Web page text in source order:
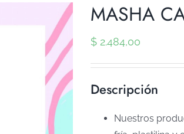
MASHA
$ 2.484,00
Descripción
Nuestros